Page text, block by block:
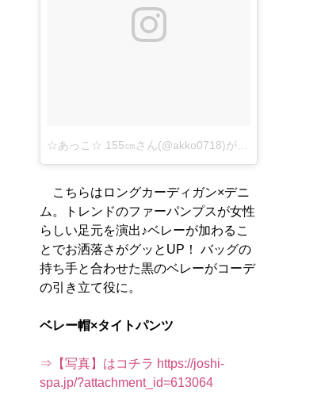
こちらはロングカーディガン×デニ
ム。トレンドのファーパンプスが女性
らしい足元を演出♪ベレーが加わるこ
とでお洒落さがグッとUP！ バッグの
持ち手と合わせた黒のベレーがコーデ
の引き立て役に。
ベレー帽×タイトパンツ
⇒【写真】はコチラ https://joshi-
spa.jp/?attachment_id=613064